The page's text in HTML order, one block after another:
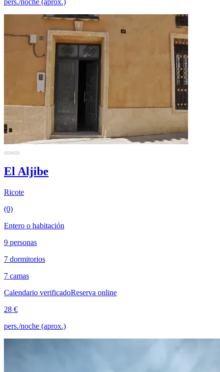
pers./noche (aprox.)
El Aljibe
Ricote
(0)
Entero o habitación
9 personas
7 dormitorios
7 camas
Calendario verificadoReserva online
28 €
pers./noche (aprox.)